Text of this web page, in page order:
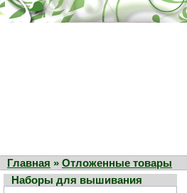
Главная » Отложенные товары
Наборы для вышивания